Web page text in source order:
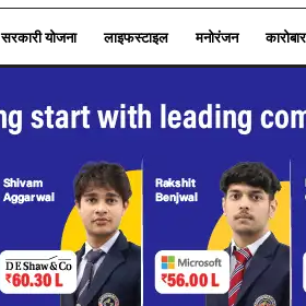
सरकारी योजना लाइफस्टाइल मनोरंजन कारोबार